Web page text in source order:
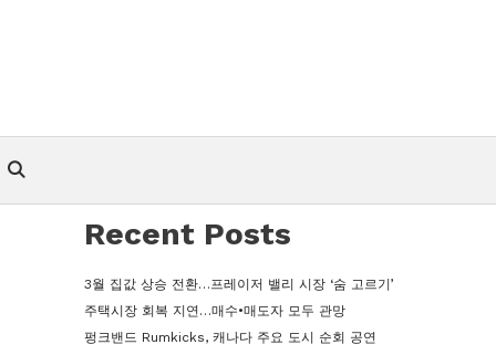
Recent Posts
3월 집값 상승 전환…프레이저 밸리 시장 ‘숨 고르기’
주택시장 회복 지연…매수•매도자 모두 관망
펑크밴드 Rumkicks, 캐나다 주요 도시 순회 공연